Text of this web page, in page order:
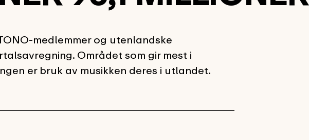
medlemmer og utenlandske
Området som gir mest i
er bruk av musikken deres i utlandet.